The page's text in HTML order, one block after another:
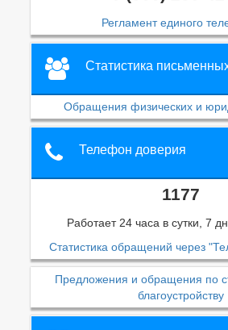
Регламент единого
Статистика
Обращения физических и
Телефон доверия
1177
Работает 24 часа в сутки, 7
Статистика обращений через
Предложения и обращения по
благоустройству